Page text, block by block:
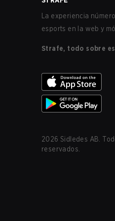
La experiencia
esports en la web y
Strafe, todo sobre
2026 Sidledes AB.
reservados.